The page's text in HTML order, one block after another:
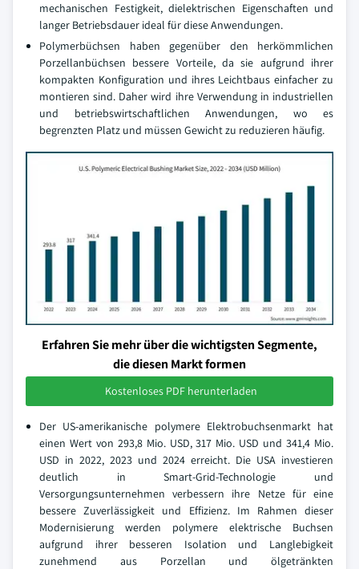
mechanischen Festigkeit, dielektrischen Eigenschaften und
langer Betriebsdauer ideal für diese Anwendungen.
Polymerbüchsen haben gegenüber den herkömmlichen
Porzellanbüchsen bessere Vorteile, da sie aufgrund ihrer
kompakten Konfiguration und ihres Leichtbaus einfacher zu
montieren sind. Daher wird ihre Verwendung in industriellen
und betriebswirtschaftlichen Anwendungen, wo es
begrenzten Platz und müssen Gewicht zu reduzieren häufig.
Erfahren Sie mehr über die wichtigsten Segmente,
die diesen Markt formen
Kostenloses PDF herunterladen
Der US-amerikanische polymere Elektrobuchsenmarkt hat
einen Wert von 293,8 Mio. USD, 317 Mio. USD und 341,4 Mio.
USD in 2022, 2023 und 2024 erreicht. Die USA investieren
deutlich in Smart-Grid-Technologie und
Versorgungsunternehmen verbessern ihre Netze für eine
bessere Zuverlässigkeit und Effizienz. Im Rahmen dieser
Modernisierung werden polymere elektrische Buchsen
aufgrund ihrer besseren Isolation und Langlebigkeit
zunehmend aus Porzellan und ölgetränkten